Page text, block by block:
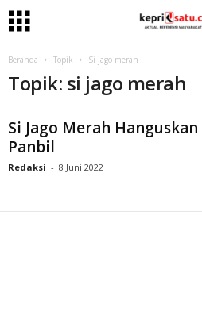
Beranda Topik Si jago merah
Topik: si jago merah
Si Jago Merah Hanguskan
Panbil
Redaksi - 8 Juni 2022